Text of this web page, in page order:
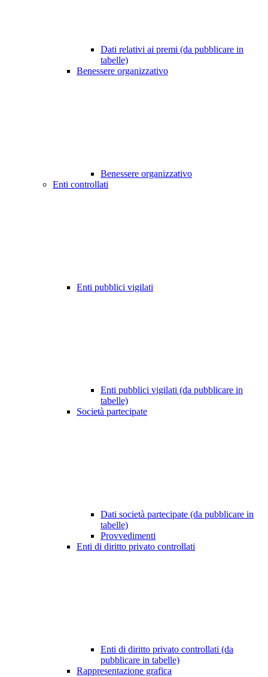
Dati relativi ai premi (da pubblicare in
tabelle)
Benessere organizzativo
Benessere organizzativo
Enti controllati
Enti pubblici vigilati
Enti pubblici vigilati (da pubblicare in
tabelle)
Società partecipate
Dati società partecipate (da pubblicare in
tabelle)
Provvedimenti
Enti di diritto privato controllati
Enti di diritto privato controllati (da
pubblicare in tabelle)
Rappresentazione grafica